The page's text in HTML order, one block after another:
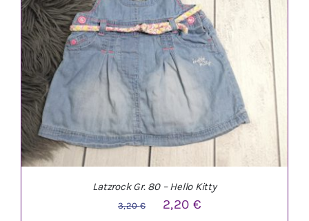
Latzrock Gr. 80 – Hello Kitty
3,20€
Ursprünglicher
2,20 €Aktueller